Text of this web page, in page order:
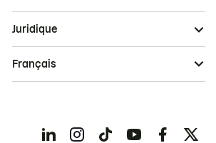
Juridique
Français